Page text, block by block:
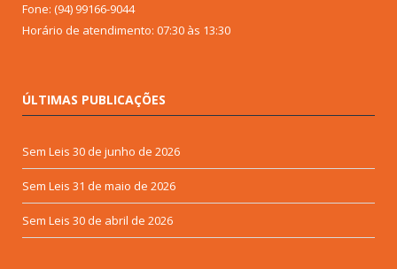
Fone: (94) 99166-9044
Horário de atendimento: 07:30 às 13:30
ÚLTIMAS PUBLICAÇÕES
Sem Leis 30 de junho de 2026
Sem Leis 31 de maio de 2026
Sem Leis 30 de abril de 2026